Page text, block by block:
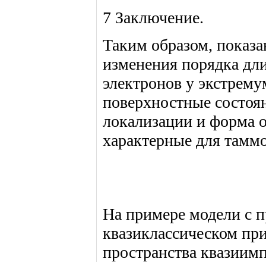
7 Заключение.
Таким образом,
изменения порядка
электронов у
поверхностные
локализации и форма
характерные для
На примере модели с
квазиклассическом
пространства